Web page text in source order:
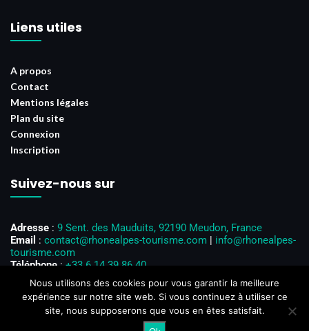
Liens utiles
A propos
Contact
Mentions légales
Plan du site
Connexion
Inscription
Suivez-nous sur
Adresse : 9 Sent. des Mauduits, 92190 Meudon, France
Email : contact@rhonealpes-tourisme.com | info@rhonealpes-
tourisme.com
Téléphone : +33 6 14 39 86 40
Horaires d’ouverture
: Du lundi au vendredi, de 8h00 à 18h00
Nous utilisons des cookies pour vous garantir la meilleure
expérience sur notre site web. Si vous continuez à utiliser ce
site, nous supposerons que vous en êtes satisfait.